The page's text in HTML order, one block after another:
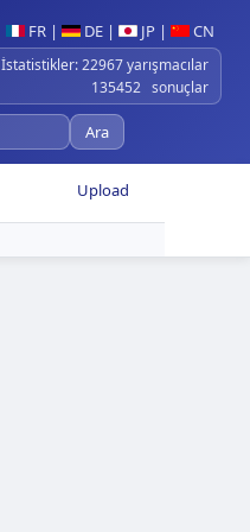
FR | DE | JP | CN
İstatistikler: 22967 yarışmacılar
135452 sonuçlar
Upload